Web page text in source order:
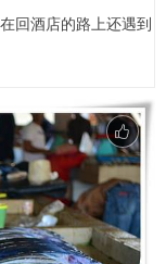
回酒店的路上还遇到